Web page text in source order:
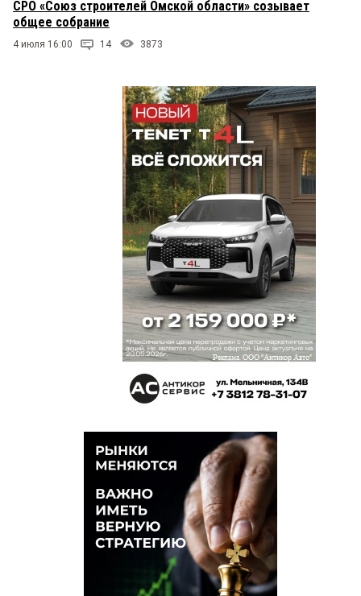
СРО «Союз строителей Омской области» созывает
общее собрание
4 июля 16:00 14 3873